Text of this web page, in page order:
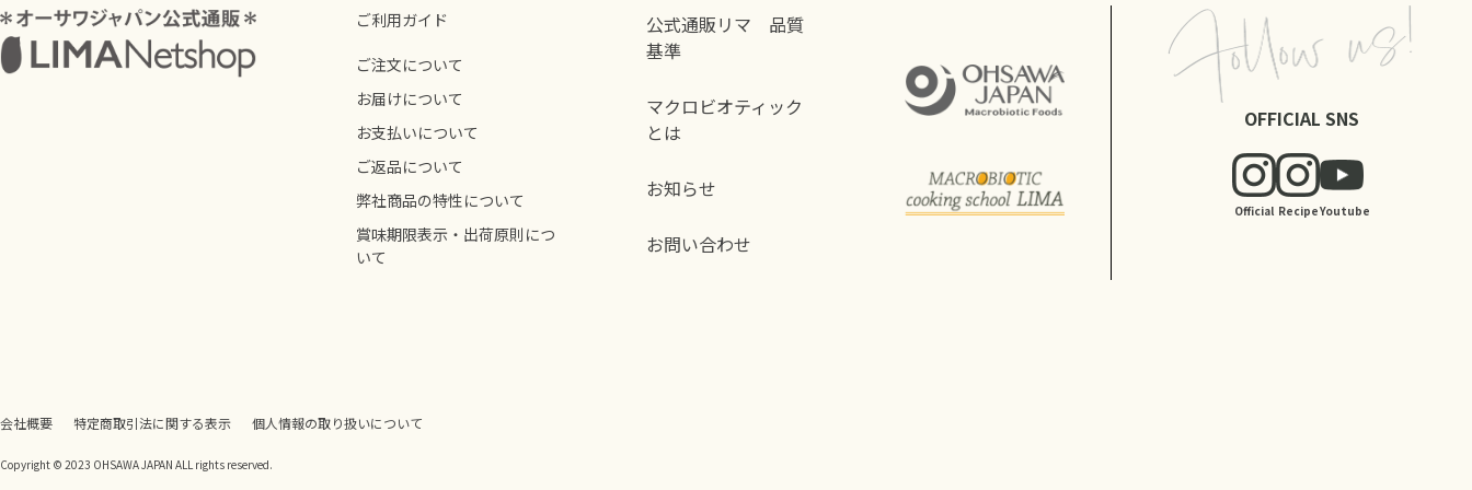
ご利用ガイド
ご注文について
お届けについて
お支払いについて
ご返品について
弊社商品の特性について
賞味期限表示・出荷原則につ
いて
公式通販リマ 品質
基準
マクロビオティック
とは
お知らせ
お問い合わせ
OFFICIAL SNS
Official RecipeYoutube
会社概要 特定商取引法に関する表示 個人情報の取り扱いについて
Copyright © 2023 OHSAWA JAPAN ALL rights reserved.